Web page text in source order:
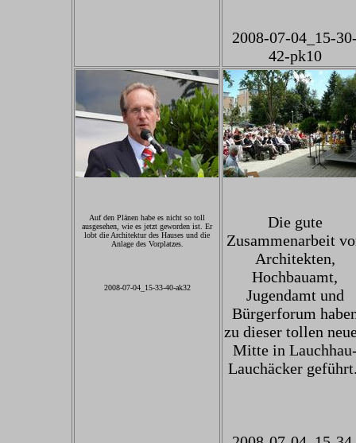
2008-07-04_15-
42-pk10
Auf den Plänen habe es nicht so toll
ausgesehen, wie es jetzt geworden ist. Er
lobt die Architektur des Hauses und die
Anlage des Vorplatzes.
2008-07-04_15-33-40-ak32
Die gute
Zusammenarbeit
Architekten,
Hochbauamt,
Jugendamt und
Bürgerforum
zu dieser tollen
Mitte in
Lauchäcker